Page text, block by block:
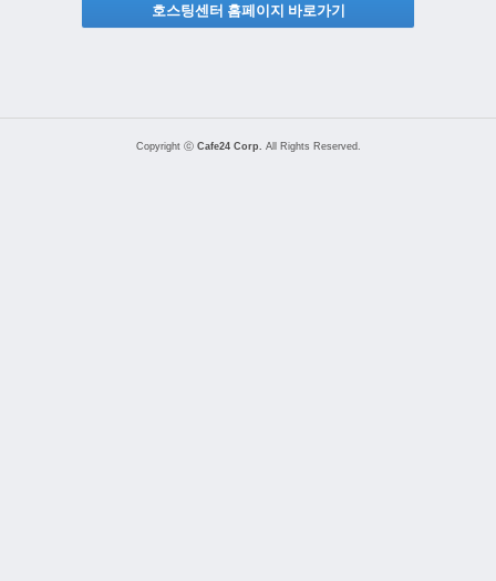
호스팅센터 홈페이지 바로가기
Copyright ⓒ Cafe24 Corp. All Rights Reserved.